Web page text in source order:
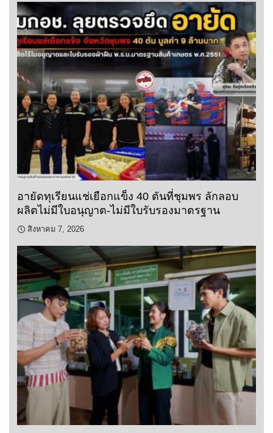
อายัดทุเรียนแช่เยือกแข็ง 40 ตันที่ชุมพร ลักลอบ
ผลิตไม่มีใบอนุญาต-ไม่มีใบรับรองมาตรฐาน
สิงหาคม 7, 2026